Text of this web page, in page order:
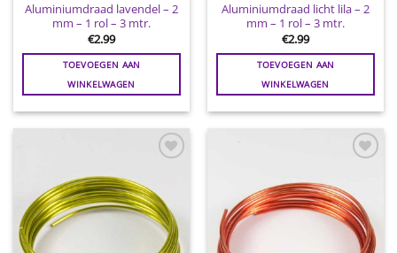
Aluminiumdraad lavendel – 2
mm – 1 rol – 3 mtr.
€2.99
TOEVOEGEN AAN
WINKELWAGEN
Aluminiumdraad licht lila – 2
mm – 1 rol – 3 mtr.
€2.99
TOEVOEGEN AAN
WINKELWAGEN
wenslijst
wenslijst